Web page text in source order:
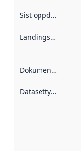
Sist oppdatert
Landingsside
Dokumentasjon
Datasettype